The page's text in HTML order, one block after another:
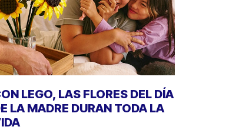
LEGO, LAS FLORES DEL DÍA
LA MADRE DURAN TODA LA